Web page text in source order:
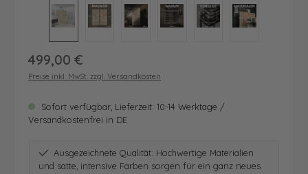
Regulärer Preis:
499,00 €
Preise inkl. MwSt. zzgl. Versandkosten
Sofort verfügbar, Lieferzeit: 10-14 Werktage /
Versandkostenfrei in DE
Ausgezeichnete Qualität: Hochwertige Materialien
und satte, intensive Farben sorgen für ein ganz neues